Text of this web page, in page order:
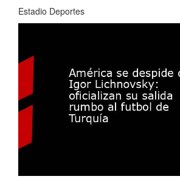
Estadio Deportes